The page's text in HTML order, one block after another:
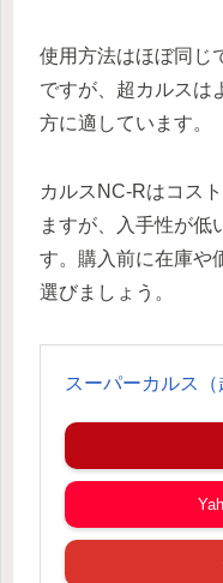
使用方法はほぼ同じ
ですが、超カルスは
方に適しています。
カルスNC-Rはコス
ますが、入手性が低
す。購入前に在庫や
選びましょう。
スーパーカルス（